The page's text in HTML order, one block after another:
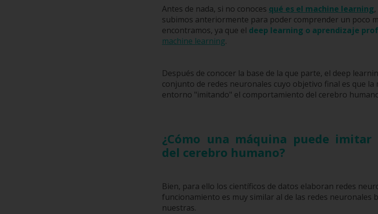
Antes de nada, si no conoces qué es el machine learning,
subimos anteriormente para poder comprender un poco
encontramos, ya que el deep learning o aprendizaje
machine learning.
Después de conocer la base de la que parte, el deep
conjunto de redes neuronales cuyo objetivo final es que la
entorno "imitando" el comportamiento del cerebro
¿Cómo una máquina puede
del cerebro humano?
Bien, para ello los científicos de datos elaboran redes
funcionamiento es muy similar al de las redes neuronales
nuestras.